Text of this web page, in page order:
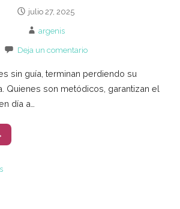
julio 27, 2025
argenis
Deja un comentario
sin guía, terminan perdiendo su
Quienes son metódicos, garantizan el
día a…